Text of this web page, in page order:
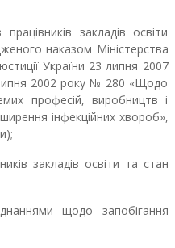
закладів освіти
наказом Міністерства
України 23 липня 2007
липня 2002 року № 280 «Щодо
професій, виробництв і
інфекційних хвороб»,
закладів освіти та стан
щодо запобігання